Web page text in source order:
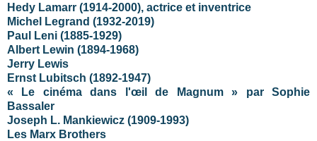
Hedy Lamarr (1914-2000), actrice et inventrice
Michel Legrand (1932-2019)
Paul Leni (1885-1929)
Albert Lewin (1894-1968)
Jerry Lewis
Ernst Lubitsch (1892-1947)
« Le cinéma dans l'œil de Magnum » par Sophie
Bassaler
Joseph L. Mankiewicz (1909-1993)
Les Marx Brothers